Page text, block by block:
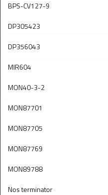
BPS-CV127-9
DP305423
DP356043
MIR604
MON40-3-2
MON87701
MON87705
MON87769
MON89788
Nos terminator